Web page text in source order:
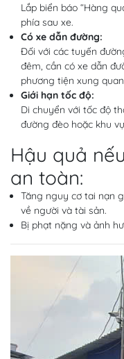
Lắp biển báo “Hàng
phía sau xe.
Có xe dẫn đường:
Đối với các tuyến
đêm, cần có xe dẫn
phương tiện xung
Giới hạn tốc độ:
Di chuyển với tốc độ
đường đèo hoặc khu
Hậu quả
an toàn:
Tăng nguy cơ tai nạn
về người và tài sản.
Bị phạt nặng và ảnh